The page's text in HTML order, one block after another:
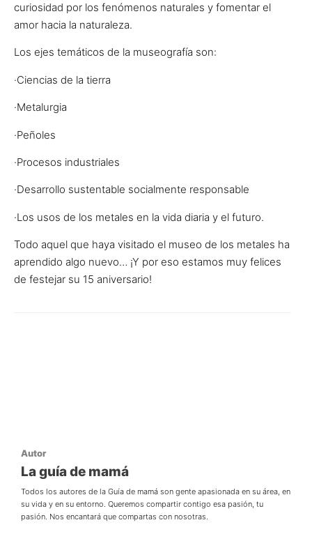
curiosidad por los fenómenos naturales y fomentar el
amor hacia la naturaleza.
Los ejes temáticos de la museografía son:
·Ciencias de la tierra
·Metalurgia
·Peñoles
·Procesos industriales
·Desarrollo sustentable socialmente responsable
·Los usos de los metales en la vida diaria y el futuro.
Todo aquel que haya visitado el museo de los metales ha
aprendido algo nuevo… ¡Y por eso estamos muy felices
de festejar su 15 aniversario!
Autor
La guía de mamá
Todos los autores de la Guía de mamá son gente apasionada en su área, en
su vida y en su entorno. Queremos compartir contigo esa pasión, tu
pasión. Nos encantará que compartas con nosotras.